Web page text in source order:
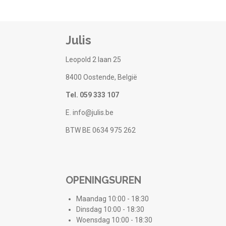
Julis
Leopold 2 laan 25
8400 Oostende, België
Tel. 059 333 107
E. info@julis.be
BTW BE 0634 975 262
OPENINGSUREN
Maandag 10:00 - 18:30
Dinsdag 10:00 - 18:30
Woensdag 10:00 - 18:30